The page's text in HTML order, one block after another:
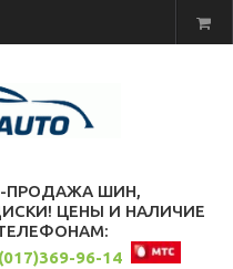
ПРОДАЖА ШИН,
ЦЕНЫ И НАЛИЧИЕ
(017)369-96-14